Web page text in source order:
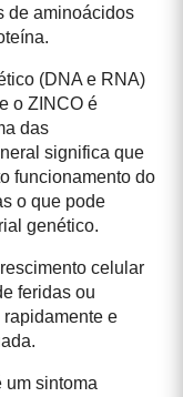
de aminoácidos
(DNA e RNA)
o ZINCO é
das
significa que
funcionamento do
o que pode
genético.
celular
feridas ou
e
um sintoma